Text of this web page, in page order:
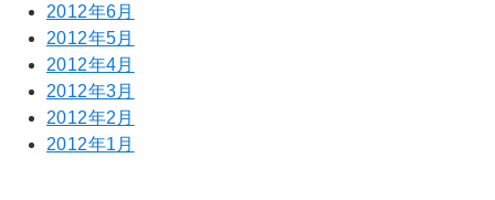
2012年6月
2012年5月
2012年4月
2012年3月
2012年2月
2012年1月